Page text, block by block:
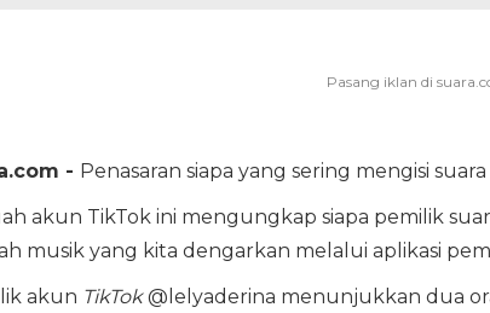
- Penasaran siapa yang sering mengisi
akun TikTok ini mengungkap siapa pemilik
musik yang kita dengarkan melalui aplikasi
akun TikTok@lelyaderina menunjukkan dua